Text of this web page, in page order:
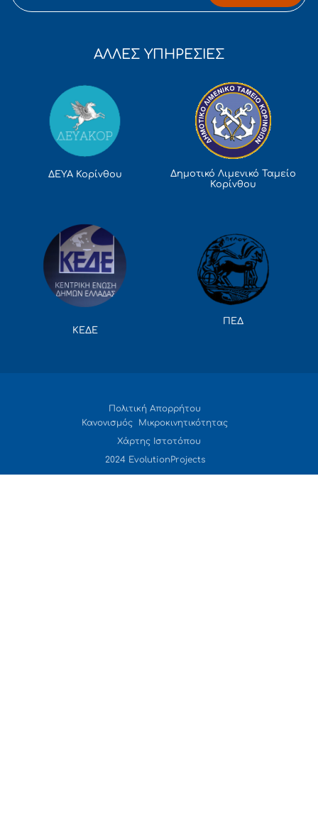
ΑΛΛΕΣ ΥΠΗΡΕΣΙΕΣ
ΔΕΥΑ Κορίνθου
Δημοτικό Λιμενικό Ταμείο
Κορίνθου
ΚΕΔΕ
ΠΕΔ
Πολιτική Απορρήτου
Κανονισμός Μικροκινητικότητας
Χάρτης Ιστοτόπου
2024 EvolutionProjects